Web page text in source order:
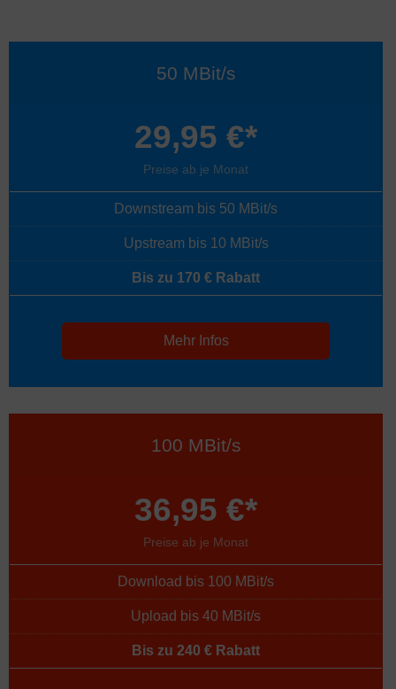
50 MBit/s
29,95 €*
Preise ab je Monat
Downstream bis 50 MBit/s
Upstream bis 10 MBit/s
Bis zu 170 € Rabatt
Mehr Infos
100 MBit/s
36,95 €*
Preise ab je Monat
Download bis 100 MBit/s
Upload bis 40 MBit/s
Bis zu 240 € Rabatt